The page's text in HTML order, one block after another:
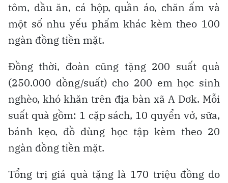
tôm, dầu ăn, cá hộp, quần áo, chăn ấm và
một số nhu yếu phẩm khác kèm theo 100
ngàn đồng tiền mặt.
Đồng thời, đoàn cũng tặng 200 suất quà
(250.000 đồng/suất) cho 200 em học sinh
nghèo, khó khăn trên địa bàn xã A Dơk. Mỗi
suất quà gồm: 1 cặp sách, 10 quyển vở, sữa,
bánh kẹo, đồ dùng học tập kèm theo 20
ngàn đồng tiền mặt.
Tổng trị giá quà tặng là 170 triệu đồng do